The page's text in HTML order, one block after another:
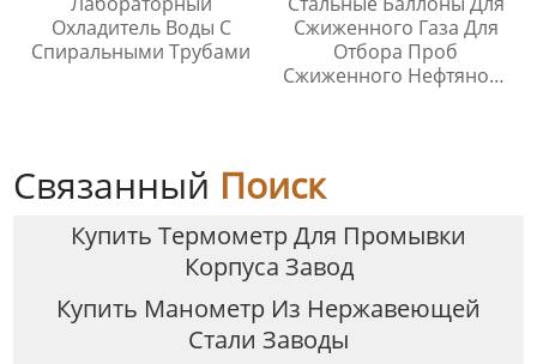
Охладитель Воды С
Спиральными Трубами
Сжиженного Газа Для
Отбора Проб
Сжиженного Нефтяного
Связанный Поиск
Купить Термометр Для Промывки
Корпуса Завод
Купить Манометр Из Нержавеющей
Стали Заводы